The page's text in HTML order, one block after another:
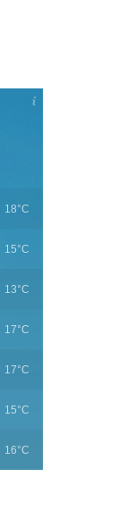
18°C
15°C
13°C
17°C
17°C
15°C
16°C